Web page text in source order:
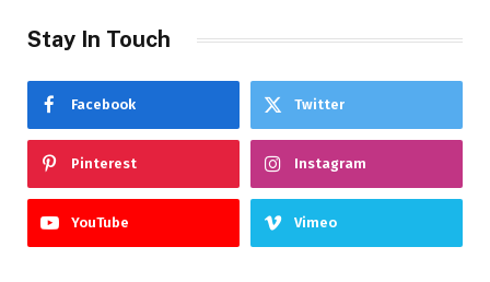
Stay In Touch
Facebook Twitter
Pinterest Instagram
YouTube Vimeo